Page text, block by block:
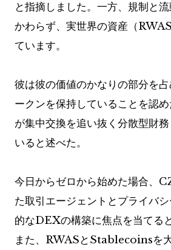
と指摘しました。一方、規制と
かわらず、実世界の資産（
ています。
彼は彼の価値のかなりの部分を
ークンを保持していることを認
が集中交換を追い抜く分散型財
いると述べた。
今日からゼロから始めた場合、
た取引エージェントとプライバ
的なDEXの構築に焦点を当てる
また、RWASとStablecoinsを